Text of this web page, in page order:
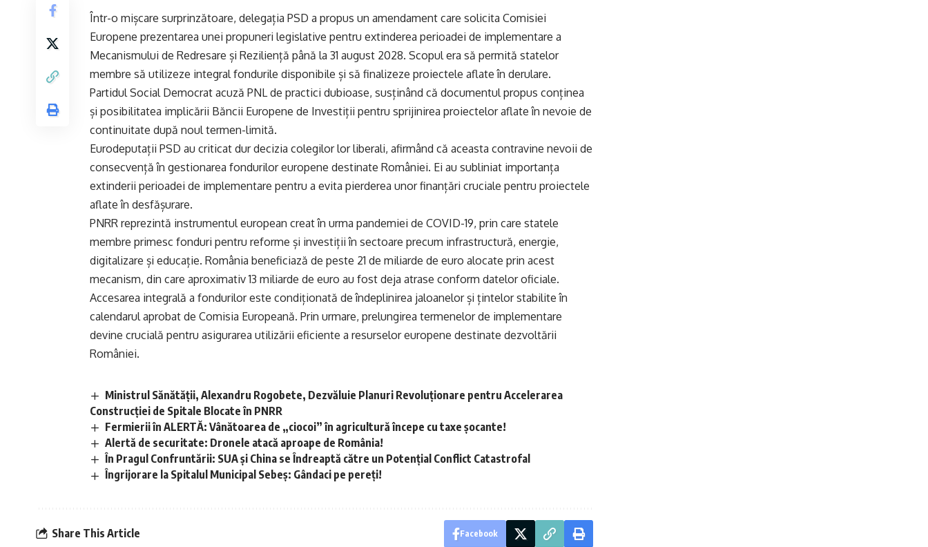
Într-o mișcare surprinzătoare, delegația PSD a propus un amendament care solicita Comisiei
Europene prezentarea unei propuneri legislative pentru extinderea perioadei de implementare a
Mecanismului de Redresare și Reziliență până la 31 august 2028. Scopul era să permită statelor
membre să utilizeze integral fondurile disponibile și să finalizeze proiectele aflate în derulare.
Partidul Social Democrat acuză PNL de practici dubioase, susținând că documentul propus conținea
și posibilitatea implicării Băncii Europene de Investiții pentru sprijinirea proiectelor aflate în nevoie de
continuitate după noul termen-limită.
Eurodeputații PSD au criticat dur decizia colegilor lor liberali, afirmând că aceasta contravine nevoii de
consecvență în gestionarea fondurilor europene destinate României. Ei au subliniat importanța
extinderii perioadei de implementare pentru a evita pierderea unor finanțări cruciale pentru proiectele
aflate în desfășurare.
PNRR reprezintă instrumentul european creat în urma pandemiei de COVID-19, prin care statele
membre primesc fonduri pentru reforme și investiții în sectoare precum infrastructură, energie,
digitalizare și educație. România beneficiază de peste 21 de miliarde de euro alocate prin acest
mecanism, din care aproximativ 13 miliarde de euro au fost deja atrase conform datelor oficiale.
Accesarea integrală a fondurilor este condiționată de îndeplinirea jaloanelor și țintelor stabilite în
calendarul aprobat de Comisia Europeană. Prin urmare, prelungirea termenelor de implementare
devine crucială pentru asigurarea utilizării eficiente a resurselor europene destinate dezvoltării
României.
Ministrul Sănătății, Alexandru Rogobete, Dezvăluie Planuri Revoluționare pentru Accelerarea
Construcției de Spitale Blocate în PNRR
Fermierii în ALERTĂ: Vânătoarea de „ciocoi” în agricultură începe cu taxe șocante!
Alertă de securitate: Dronele atacă aproape de România!
În Pragul Confruntării: SUA și China se Îndreaptă către un Potențial Conflict Catastrofal
Îngrijorare la Spitalul Municipal Sebeș: Gândaci pe pereți!
Share This Article Facebook